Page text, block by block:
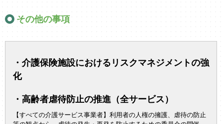
その他の事項
・介護保険施設におけるリスクマネジメントの強
化
・高齢者虐待防止の推進（全サービス）
【すべての介護サービス事業者】利用者の人権の擁護、虐待の防止